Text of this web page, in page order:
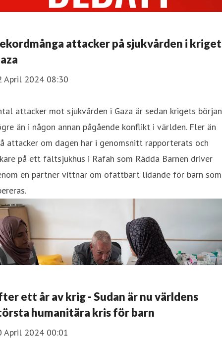
attacker på sjukvården i
April 2024 08:30
attacker mot sjukvården i Gaza är sedan krigets början
än i någon annan pågående konflikt i världen. Fler än
attacker om dagen har i genomsnitt rapporterats och
på ett fältsjukhus i Rafah som Rädda Barnen driver
en partner vittnar om ofattbart lidande för barn som
ett år av krig - Sudan är nu världens
humanitära kris för barn
April 2024 00:01